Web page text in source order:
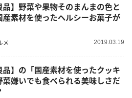
品】野菜や果物そのまんまの色と
産素材を使ったヘルシーお菓子が
メ 2019.03.19
品】の「国産素材を使ったクッキ
菜嫌いでも食べられる美味しさだ